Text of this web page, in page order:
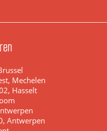
Mechelen
Hasselt
Antwerpen